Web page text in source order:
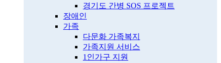
경기도 간병 SOS 프로젝트
장애인
가족
다문화 가족복지
가족지원 서비스
1인가구 지원